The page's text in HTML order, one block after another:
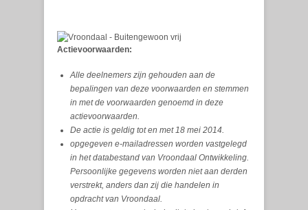
Actievoorwaarden:
Alle deelnemers zijn gehouden aan de
bepalingen van deze voorwaarden en stemmen
in met de voorwaarden genoemd in deze
actievoorwaarden.
De actie is geldig tot en met 18 mei 2014.
opgegeven e-mailadressen worden vastgelegd
in het databestand van Vroondaal Ontwikkeling.
Persoonlijke gegevens worden niet aan derden
verstrekt, anders dan zij die handelen in
opdracht van Vroondaal.